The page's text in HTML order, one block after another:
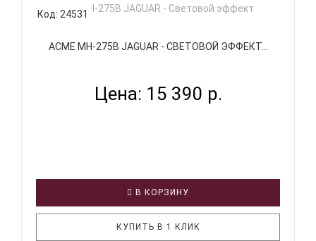
Код: 24531
ACME MH-275B JAGUAR - СВЕТОВОЙ ЭФФЕКТ...
Цена: 15 390 р.
В КОРЗИНУ
КУПИТЬ В 1 КЛИК